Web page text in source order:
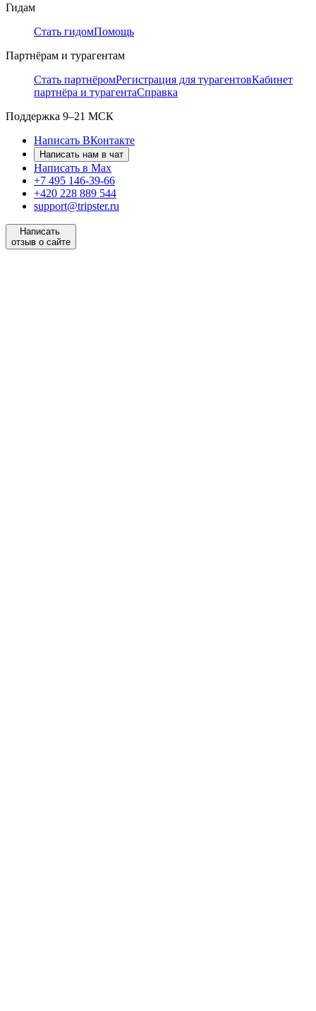
Гидам
Стать гидомПомощь
Партнёрам и турагентам
Стать партнёромРегистрация для турагентовКабинет
партнёра и турагентаСправка
Поддержка 9–21 МСК
Написать ВКонтакте
Написать нам в чат
Написать в Max
+7 495 146-39-66
+420 228 889 544
support@tripster.ru
Написать
отзыв о сайте